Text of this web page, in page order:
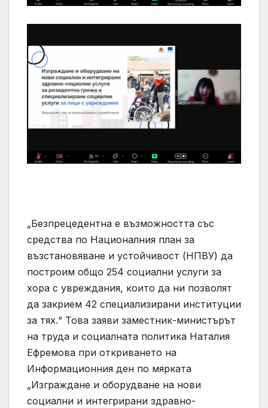
„Безпрецедентна е възможността със
средства по Националния план за
възстановяване и устойчивост (НПВУ) да
построим общо 254 социални услуги за
хора с увреждания, които да ни позволят
да закрием 42 специализирани институции
за тях.“ Това заяви заместник-министърът
на труда и социалната политика Наталия
Ефремова при откриването на
Информационния ден по мярката
„Изграждане и оборудване на нови
социални и интегрирани здравно-